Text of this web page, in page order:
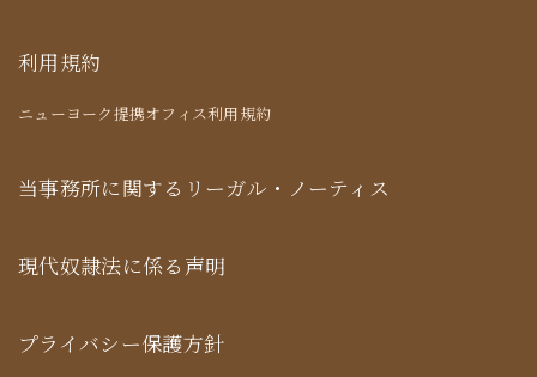
利用規約
ニューヨーク提携オフィス利用規約
当事務所に関するリーガル・ノーティス
現代奴隷法に係る声明
プライバシー保護方針